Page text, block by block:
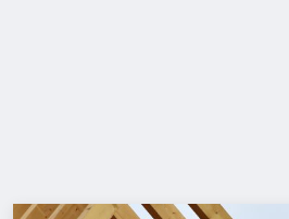
Bærekraft